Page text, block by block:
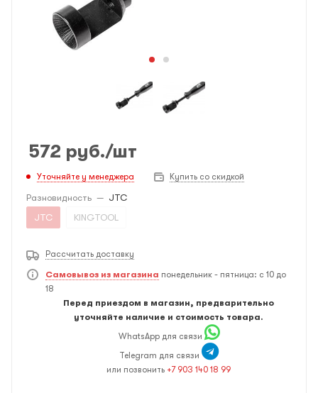
572 руб./шт
Уточняйте у менеджера Купить со скидкой
Разновидность — JTC
JTC
KINGTOOL
Рассчитать доставку
Самовывоз из магазина понедельник - пятница: с 10 до
18
Перед приездом в магазин, предварительно
уточняйте наличие и стоимость товара.
WhatsApp для связи
Telegram для связи
или позвонить +7 903 140 18 99